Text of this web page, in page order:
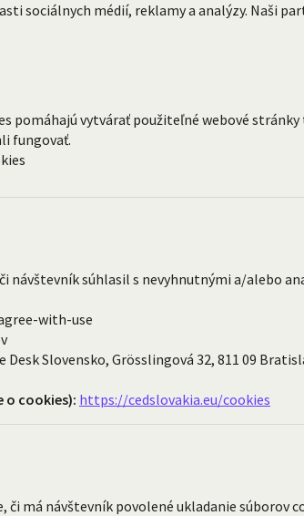
sociálnych médií, reklamy a analýzy. Naši
pomáhajú vytvárať použiteľné webové
fungovať.
návštevník súhlasil s nevyhnutnými a/alebo
with-use
Desk Slovensko, Grösslingová 32, 811 09
o cookies): https://cedslovakia.eu/cookies
či má návštevník povolené ukladanie súborov